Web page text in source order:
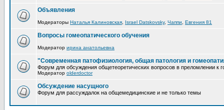
Объявления
Модераторы Наталья Калиновская Israel Datskovsky, Чаппи Евгения 81
Вопросы гомеопатического обучения
Модератор ирина анатольевна
"Современная патофизиология, общая патология и
Форум для обсуждения общетеоретических вопросов в преломлении к
Модератор olderdoctor
Обсуждение насущного
Форум для рассуждалок на общемедицинские и не только темы